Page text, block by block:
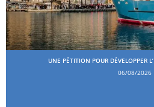
UNE PÉTITION POUR DÉVELOPPER
06/08/2026